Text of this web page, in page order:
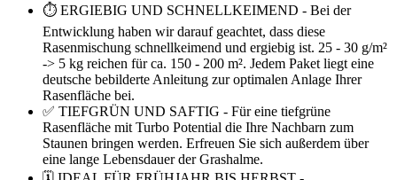
⏱ ERGIEBIG UND SCHNELLKEIMEND - Bei der
Entwicklung haben wir darauf geachtet, dass diese
Rasenmischung schnellkeimend und ergiebig ist. 25 - 30 g/m²
-> 5 kg reichen für ca. 150 - 200 m². Jedem Paket liegt eine
deutsche bebilderte Anleitung zur optimalen Anlage Ihrer
Rasenfläche bei.
✅ TIEFGRÜN UND SAFTIG - Für eine tiefgrüne
Rasenfläche mit Turbo Potential die Ihre Nachbarn zum
Staunen bringen werden. Erfreuen Sie sich außerdem über
eine lange Lebensdauer der Grashalme.